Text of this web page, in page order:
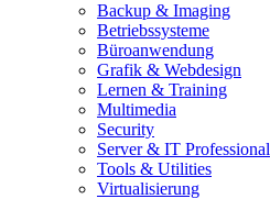
Backup & Imaging
Betriebssysteme
Büroanwendung
Grafik & Webdesign
Lernen & Training
Multimedia
Security
Server & IT Professional
Tools & Utilities
Virtualisierung